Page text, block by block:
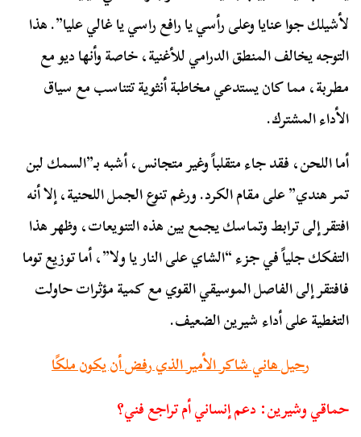
لأشيلك جوا عنايا وعلى رأسي يا رافع راسي يا غالي عليا”. هذا
التوجه يخالف المنطق الدرامي للأغنية، خاصة وأنها ديو مع
مطربة، مما كان يستدعي مخاطبة أنثوية تتناسب مع سياق
الأداء المشترك.
أما اللحن، فقد جاء متقلباً وغير متجانس، أشبه بـ”السمك لبن
تمر هندي” على مقام الكرد. ورغم تنوع الجمل اللحنية، إلا أنه
افتقر إلى ترابط وتماسك يجمع بين هذه التنويعات، وظهر هذا
التفكك جلياً في جزء “الشاي على النار يا ولا”، أما توزيع توما
فافتقر إلى الفاصل الموسيقي القوي مع كمية مؤثرات حاولت
التغطية على أداء شيرين الضعيف.
رحيل هاني شاكر الأمير الذي رفض أن يكون ملكًا
حماقي وشيرين: دعم إنساني أم تراجع فني؟